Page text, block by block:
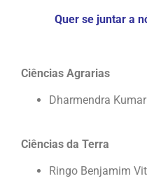
Quer se juntar a
Ciências Agrarias
Dharmendra
Ciências da Terra
Ringo Benjamim